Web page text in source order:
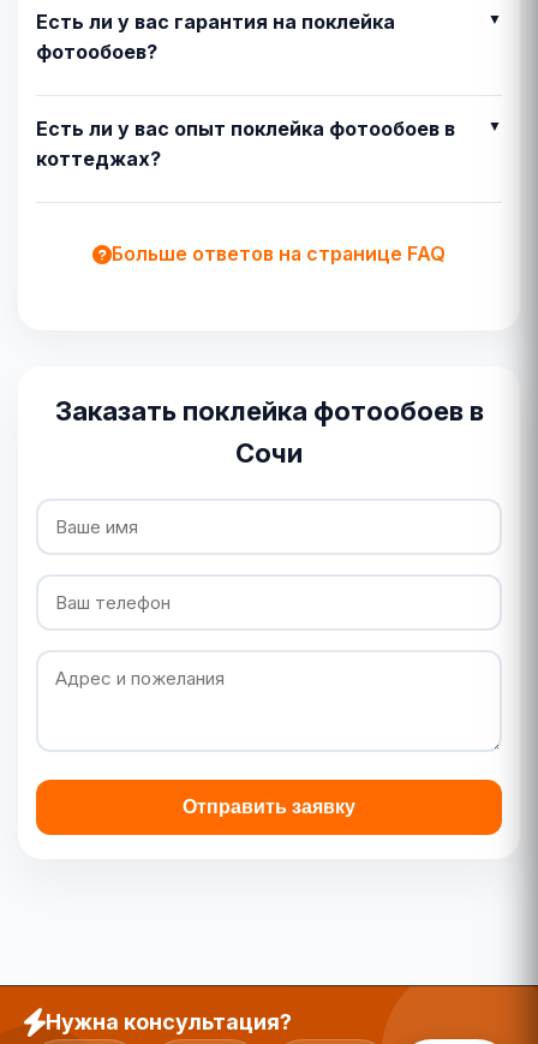
Есть ли у вас гарантия на поклейка
фотообоев?
Есть ли у вас опыт поклейка фотообоев в
коттеджах?
Больше ответов на странице FAQ
Заказать поклейка фотообоев в
Сочи
Отправить заявку
Нужна консультация?